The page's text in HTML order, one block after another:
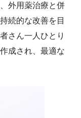
外用薬治療と併
続的な改善を目
さん一人ひとり
成され、最適な